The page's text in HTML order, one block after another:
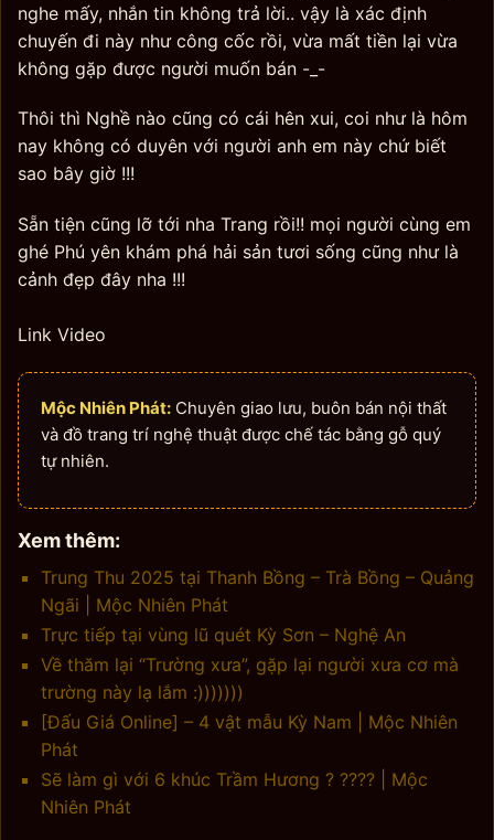
nghe mấy, nhắn tin không trả lời.. vậy là xác định
chuyến đi này như công cốc rồi, vừa mất tiền lại vừa
không gặp được người muốn bán -_-
Thôi thì Nghề nào cũng có cái hên xui, coi như là hôm
nay không có duyên với người anh em này chứ biết
sao bây giờ !!!
Sẵn tiện cũng lỡ tới nha Trang rồi!! mọi người cùng em
ghé Phú yên khám phá hải sản tươi sống cũng như là
cảnh đẹp đây nha !!!
Link Video
Mộc Nhiên Phát: Chuyên giao lưu, buôn bán nội thất
và đồ trang trí nghệ thuật được chế tác bằng gỗ quý
tự nhiên.
Xem thêm:
Trung Thu 2025 tại Thanh Bồng – Trà Bồng – Quảng
Ngãi | Mộc Nhiên Phát
Trực tiếp tại vùng lũ quét Kỳ Sơn – Nghệ An
Về thăm lại “Trường xưa”, gặp lại người xưa cơ mà
trường này lạ lắm :)))))))
[Đấu Giá Online] – 4 vật mẫu Kỳ Nam | Mộc Nhiên
Phát
Sẽ làm gì với 6 khúc Trầm Hương ? ???? | Mộc
Nhiên Phát